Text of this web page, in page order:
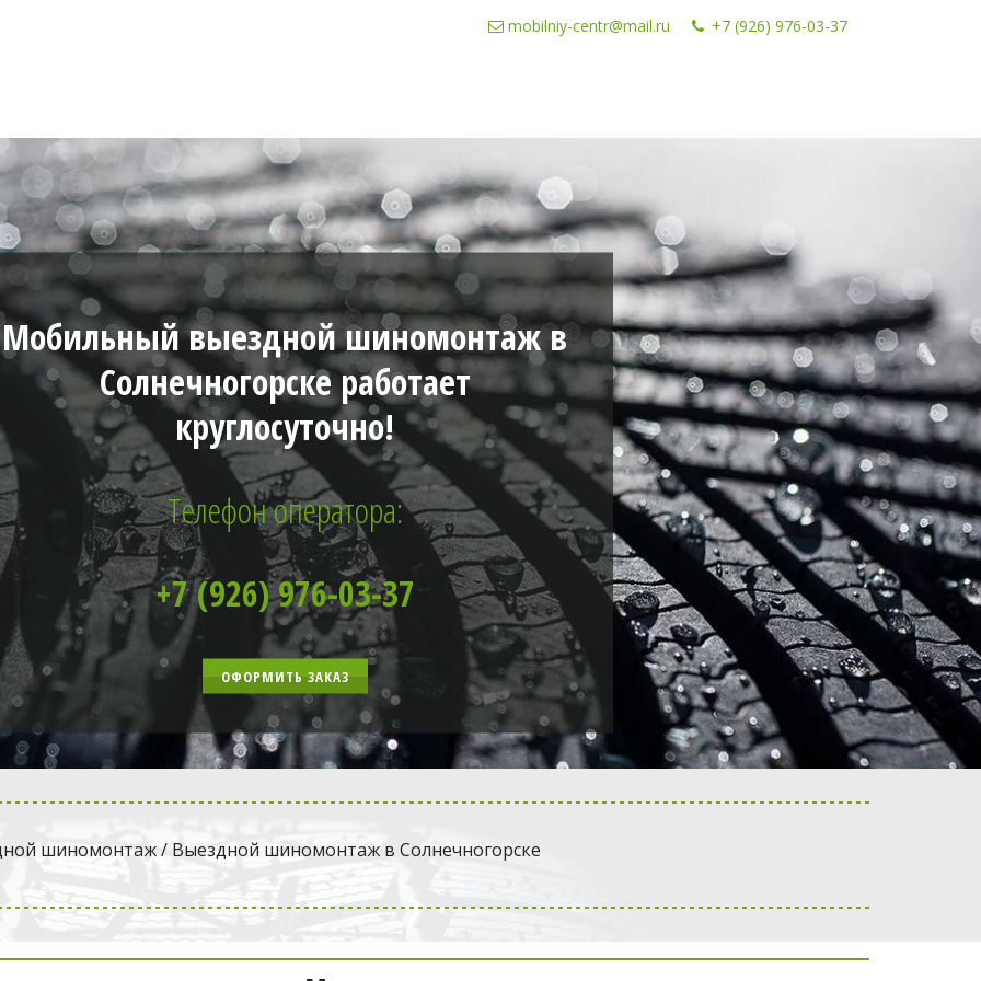
+7 (926) 976-03-37
mobilniy-centr@mail.ru
Мобильный выездной шиномонтаж в
Солнечногорске работает
круглосуточно!
Телефон оператора:
+7 (926) 976-03-37
ОФОРМИТЬ ЗАКАЗ
шиномонтаж / Выездной шиномонтаж в Солнечногорске